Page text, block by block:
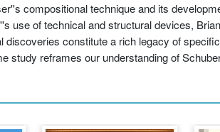
compositional technique and its
use of technical and structural devices,
constitute a rich legacy of
study reframes our understanding of